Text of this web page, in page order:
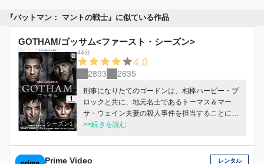
『バットマン： マントの戦士』に似ている作品
GOTHAM/ゴッサム<ファースト・シーズン>
シーズン1
44分
4.0
2893 2635
刑事になりたてのゴードンは、相棒ハービー・ブ
ロックと共に、地元名士であるトーマス＆マー
サ・ウェイン夫妻の殺人事件を担当することにな
る。 犯罪現場でひとり生き残った12歳の息子ブ
深い結びつきを感じ、必ず犯人を逮捕することを
約束するのだった。
>>続きを読む
Prime Video
レンタル